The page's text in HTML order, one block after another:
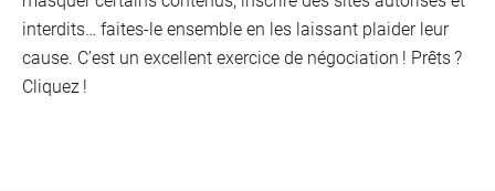
interdits… faites-le ensemble en les laissant plaider leur
cause. C’est un excellent exercice de négociation ! Prêts ?
Cliquez !